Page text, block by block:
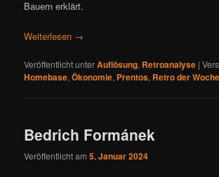
Bauern erklärt.
Weiterlesen →
Veröffentlicht unterAuflösung, Retroanalyse |
Homebase,Ökonomie, Prentos, Retro der Woche
Bedrich Formánek
Veröffentlicht am5. Januar 2024